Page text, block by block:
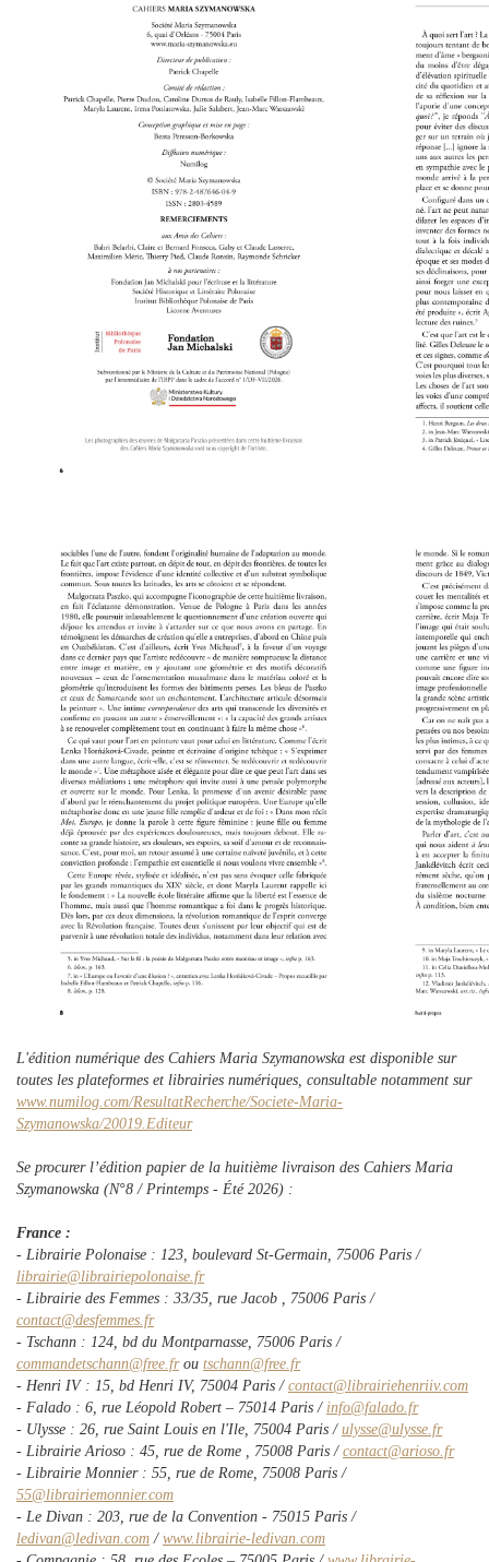
L'édition numérique des Cahiers Maria Szymanowska est disponible sur
toutes les plateformes et librairies numériques, consultable notamment sur
www.numilog.com/ResultatRecherche/Societe-Maria-
Szymanowska/20019.Editeur
Se procurer l’édition papier de la huitième livraison des Cahiers Maria
Szymanowska (N°8 / Printemps - Été 2026) :
France :
- Librairie Polonaise : 123, boulevard St-Germain, 75006 Paris /
librairie@librairiepolonaise.fr
- Librairie des Femmes : 33/35, rue Jacob , 75006 Paris /
contact@desfemmes.fr
- Tschann : 124, bd du Montparnasse, 75006 Paris /
commandetschann@free.frou tschann@free.fr
- Henri IV : 15, bd Henri IV, 75004 Paris / contact@librairiehenriiv.com
- Falado : 6, rue Léopold Robert – 75014 Paris / info@falado.fr
- Ulysse : 26, rue Saint Louis en l'Ile, 75004 Paris / ulysse@ulysse.fr
- Librairie Arioso : 45, rue de Rome , 75008 Paris / contact@arioso.fr
- Librairie Monnier : 55, rue de Rome, 75008 Paris /
55@librairiemonnier.com
- Le Divan : 203, rue de la Convention - 75015 Paris /
ledivan@ledivan.com / www.librairie-ledivan.com